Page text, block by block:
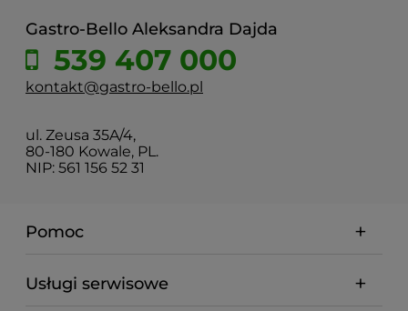
Gastro-Bello Aleksandra Dajda
539 407 000
kontakt@gastro-bello.pl
ul. Zeusa 35A/4,
80-180 Kowale, PL.
NIP: 561 156 52 31
Pomoc
Usługi serwisowe